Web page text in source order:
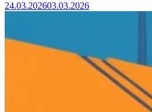
24.03.202603.03.2026